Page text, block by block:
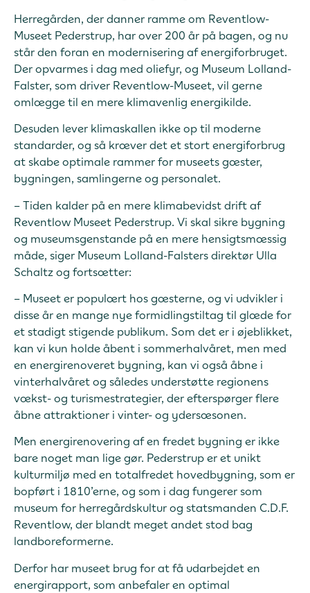
Herregården, der danner ramme om Reventlow-
Museet Pederstrup, har over 200 år på bagen, og nu
står den foran en modernisering af energiforbruget.
Der opvarmes i dag med oliefyr, og Museum Lolland-
Falster, som driver Reventlow-Museet, vil gerne
omlægge til en mere klimavenlig energikilde.
Desuden lever klimaskallen ikke op til moderne
standarder, og så kræver det et stort energiforbrug
at skabe optimale rammer for museets gæster,
bygningen, samlingerne og personalet.
– Tiden kalder på en mere klimabevidst drift af
Reventlow Museet Pederstrup. Vi skal sikre bygning
og museumsgenstande på en mere hensigtsmæssig
måde, siger Museum Lolland-Falsters direktør Ulla
Schaltz og fortsætter:
– Museet er populært hos gæsterne, og vi udvikler i
disse år en mange nye formidlingstiltag til glæde for
et stadigt stigende publikum. Som det er i øjeblikket,
kan vi kun holde åbent i sommerhalvåret, men med
en energirenoveret bygning, kan vi også åbne i
vinterhalvåret og således understøtte regionens
vækst- og turismestrategier, der efterspørger flere
åbne attraktioner i vinter- og ydersæsonen.
Men energirenovering af en fredet bygning er ikke
bare noget man lige gør. Pederstrup er et unikt
kulturmiljø med en totalfredet hovedbygning, som er
bopført i 1810’erne, og som i dag fungerer som
museum for herregårdskultur og statsmanden C.D.F.
Reventlow, der blandt meget andet stod bag
landboreformerne.
Derfor har museet brug for at få udarbejdet en
energirapport, som anbefaler en optimal